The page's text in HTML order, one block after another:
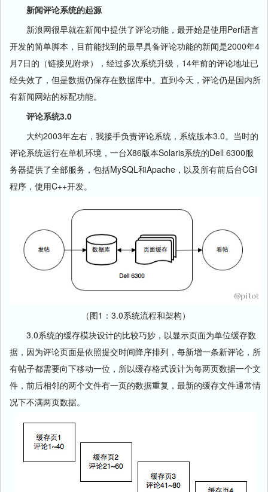
新闻评论系统的起源
新浪网很早就在新闻中提供了评论功能，最开始是使用Perl语言
开发的简单脚本，目前能找到的最早具备评论功能的新闻是2000年4
月7日的（链接见附录），经过多次系统升级，14年前的评论地址已
经失效了，但是数据仍保存在数据库中。直到今天，评论仍是国内所
有新闻网站的标配功能。
评论系统3.0
大约2003年左右，我接手负责评论系统，系统版本3.0。当时的
评论系统运行在单机环境，一台X86版本Solaris系统的Dell 6300服
务器提供了全部服务，包括MySQL和Apache，以及所有前后台CGI
程序，使用C++开发。
（图1：3.0系统流程和架构）
3.0系统的缓存模块设计的比较巧妙，以显示页面为单位缓存数
据，因为评论页面是依照提交时间降序排列，每新增一条新评论，所
有帖子都需要向下移动一位，所以缓存格式设计为每两页数据一个文
件，前后相邻的两个文件有一页的数据重复，最新的缓存文件通常情
况下不满两页数据。